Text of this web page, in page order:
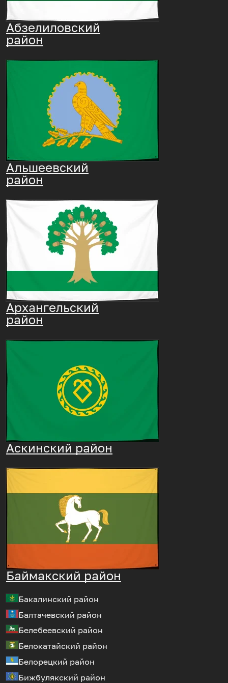
Абзелиловский
район
Альшеевский
район
Архангельский
район
Аскинский район
Баймакский район
Бакалинский район
Балтачевский район
Белебеевский район
Белокатайский район
Белорецкий район
Бижбулякский район